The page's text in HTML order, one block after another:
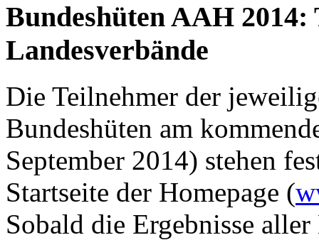
Bundeshüten AAH 2014:
Landesverbände
Die Teilnehmer der
Bundeshüten am
September 2014) stehen
Startseite der Homepage (
Sobald die Ergebnisse